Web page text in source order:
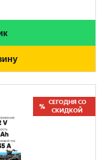
СЕГОДНЯ СО
СКИДКОЙ